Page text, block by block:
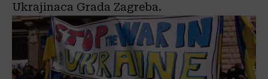
Ukrajinaca Grada Zagreba.